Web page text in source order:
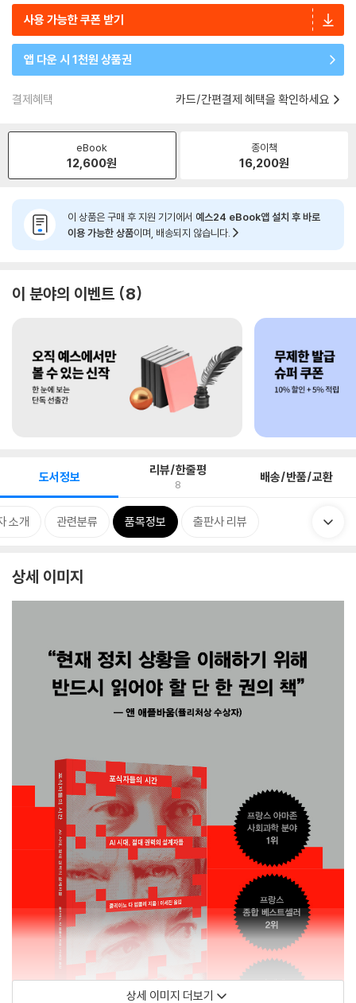
사용 가능한 쿠폰 받기
앱 다운 시 1천원 상품권
결제혜택 카드/간편결제 혜택을 확인하세요
eBook
12,600원
종이책
16,200원
이 상품은 구매 후 지원 기기에서 예스24 eBook앱 설치 후 바로
이용 가능한 상품이며, 배송되지 않습니다.
이 분야의 이벤트 8
도서정보 리뷰/한줄평
8 배송/반품/교환
소개 관련분류 품목정보 출판사 리뷰
상세 이미지
상세 이미지 더보기